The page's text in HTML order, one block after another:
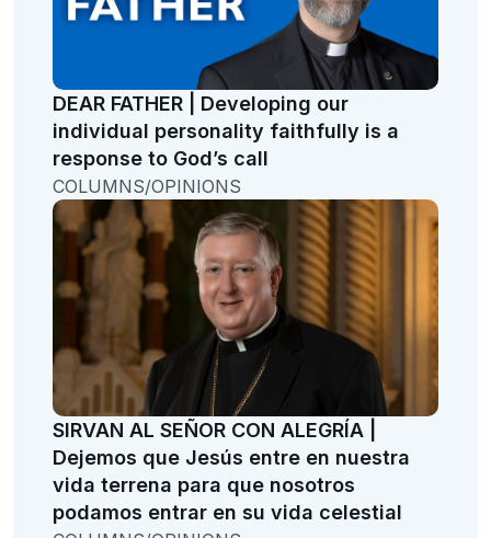
DEAR FATHER | Developing our
individual personality faithfully is a
response to God’s call
COLUMNS/OPINIONS
SIRVAN AL SEÑOR CON ALEGRÍA |
Dejemos que Jesús entre en nuestra
vida terrena para que nosotros
podamos entrar en su vida celestial